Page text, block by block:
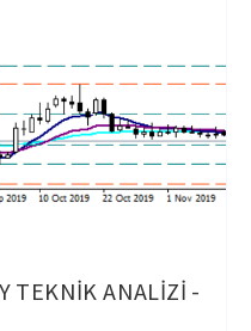
TEKNİK ANALİZİ -